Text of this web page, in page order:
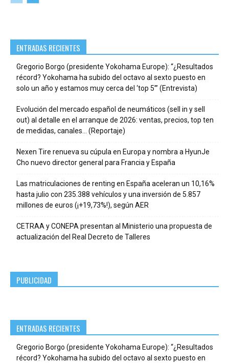
ENTRADAS RECIENTES
Gregorio Borgo (presidente Yokohama Europe): “¿Resultados
récord? Yokohama ha subido del octavo al sexto puesto en
solo un año y estamos muy cerca del ‘top 5’” (Entrevista)
Evolución del mercado español de neumáticos (sell in y sell
out) al detalle en el arranque de 2026: ventas, precios, top ten
de medidas, canales… (Reportaje)
Nexen Tire renueva su cúpula en Europa y nombra a HyunJe
Cho nuevo director general para Francia y España
Las matriculaciones de renting en España aceleran un 10,16%
hasta julio con 235.388 vehículos y una inversión de 5.857
millones de euros (¡+19,73%!), según AER
CETRAA y CONEPA presentan al Ministerio una propuesta de
actualización del Real Decreto de Talleres
PUBLICIDAD
ENTRADAS RECIENTES
Gregorio Borgo (presidente Yokohama Europe): “¿Resultados
récord? Yokohama ha subido del octavo al sexto puesto en